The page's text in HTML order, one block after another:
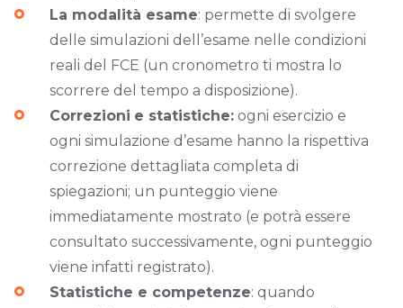
La modalità esame: permette di svolgere
delle simulazioni dell’esame nelle condizioni
reali del FCE (un cronometro ti mostra lo
scorrere del tempo a disposizione).
Correzioni e statistiche:ogni esercizio e
ogni simulazione d’esame hanno la rispettiva
correzione dettagliata completa di
spiegazioni; un punteggio viene
immediatamente mostrato​ (e potrà essere
consultato successivamente, ogni punteggio
viene infatti registrato).
Statistiche e competenze: quando